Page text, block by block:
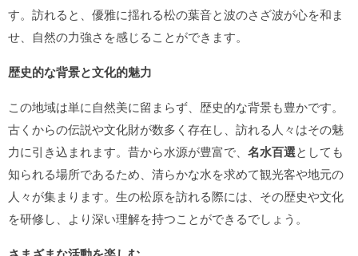
す。訪れると、優雅に揺れる松の葉音と波のさざ波が心を和ま
せ、自然の力強さを感じることができます。
歴史的な背景と文化的魅力
この地域は単に自然美に留まらず、歴史的な背景も豊かです。
古くからの伝説や文化財が数多く存在し、訪れる人々はその魅
力に引き込まれます。昔から水源が豊富で、 名水百選としても
知られる場所であるため、清らかな水を求めて観光客や地元の
人々が集まります。生の松原を訪れる際には、その歴史や文化
を研修し、より深い理解を持つことができるでしょう。